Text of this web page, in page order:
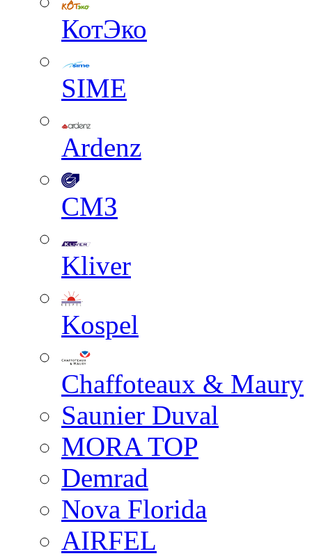
КотЭко
SIME
Ardenz
СМЗ
Kliver
Kospel
Chaffoteaux & Maury
Saunier Duval
MORA TOP
Demrad
Nova Florida
AIRFEL